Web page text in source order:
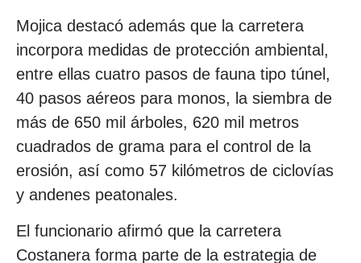
Mojica destacó además que la carretera
incorpora medidas de protección ambiental,
entre ellas cuatro pasos de fauna tipo túnel,
40 pasos aéreos para monos, la siembra de
más de 650 mil árboles, 620 mil metros
cuadrados de grama para el control de la
erosión, así como 57 kilómetros de ciclovías
y andenes peatonales.
El funcionario afirmó que la carretera
Costanera forma parte de la estrategia de